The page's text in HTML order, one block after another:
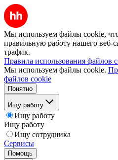
Мы используем файлы cookie,
правильную работу нашего веб-
трафик.
Правила использования файлов
Мы используем файлы cookie.
файлов cookie
Понятно
Ищу работу
Ищу работу
Ищу работу
Ищу сотрудника
Сервисы
Помощь